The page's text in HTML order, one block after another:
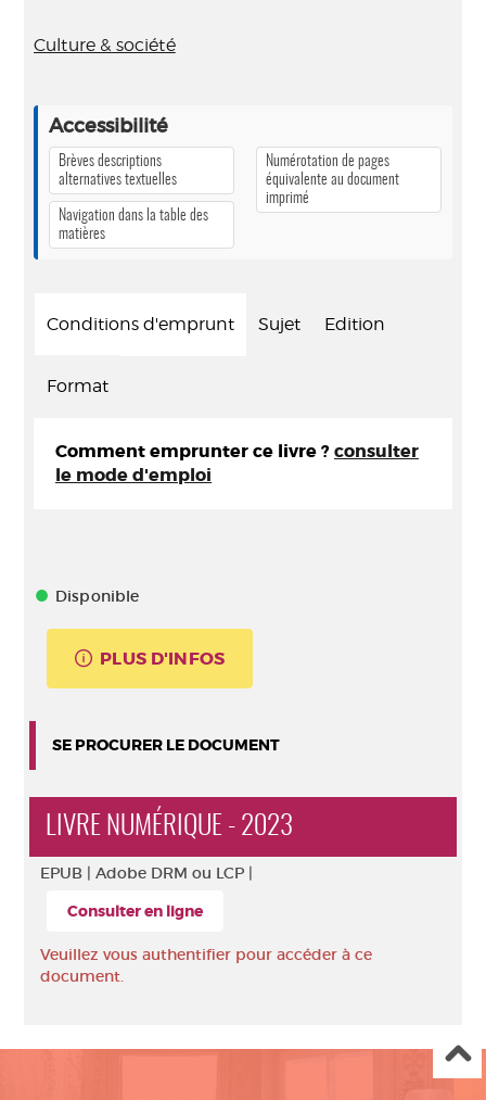
Culture & société
Accessibilité
Brèves descriptions
alternatives textuelles
Navigation dans la table des
matières
Numérotation de pages
équivalente au document
imprimé
Conditions d'emprunt Sujet Edition
Format
Comment emprunter ce livre ? consulter
le mode d'emploi
Disponible
PLUS D'INFOS
SE PROCURER LE DOCUMENT
LIVRE NUMÉRIQUE - 2023
EPUB | Adobe DRM ou LCP |
Consulter en ligne
Veuillez vous authentifier pour accéder à ce
document.